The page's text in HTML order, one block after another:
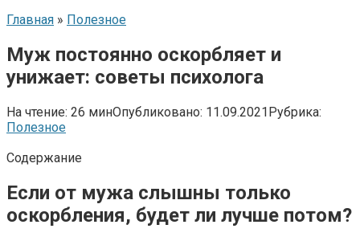
Главная » Полезное
Муж постоянно оскорбляет и
унижает: советы психолога
На чтение: 26 минОпубликовано: 11.09.2021Рубрика:
Полезное
Содержание
Если от мужа слышны только
оскорбления, будет ли лучше потом?